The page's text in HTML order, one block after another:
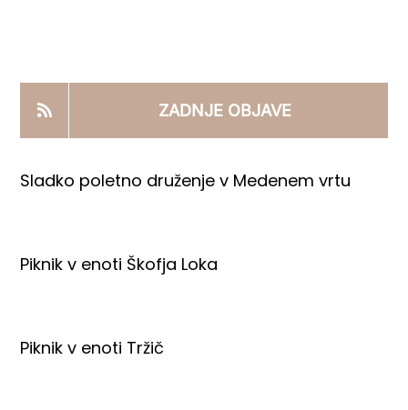
PRODAJNI IZDELKI
AKTUALNO
ZADNJE OBJAVE
Sladko poletno druženje v Medenem vrtu
Piknik v enoti Škofja Loka
Piknik v enoti Tržič